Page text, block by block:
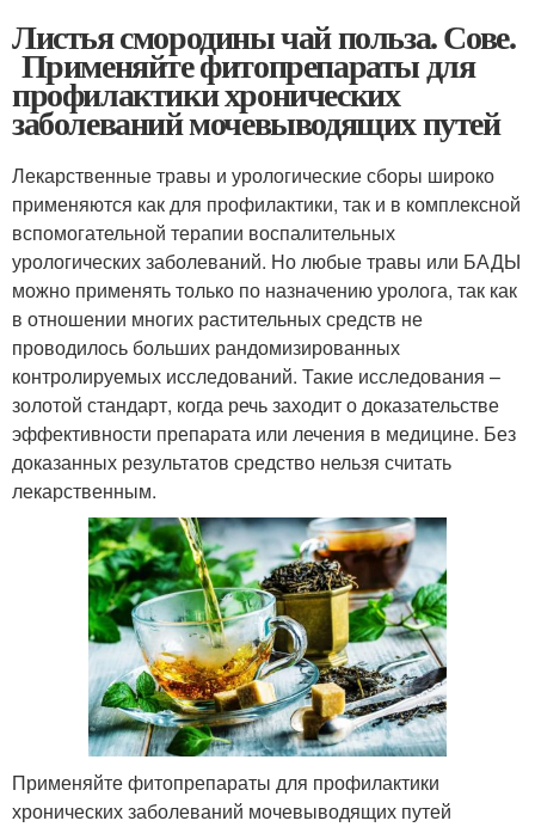
Листья смородины чай польза. Сове.
Применяйте фитопрепараты для
профилактики хронических
заболеваний мочевыводящих путей
Лекарственные травы и урологические сборы широко
применяются как для профилактики, так и в комплексной
вспомогательной терапии воспалительных
урологических заболеваний. Но любые травы или БАДЫ
можно применять только по назначению уролога, так как
в отношении многих растительных средств не
проводилось больших рандомизированных
контролируемых исследований. Такие исследования –
золотой стандарт, когда речь заходит о доказательстве
эффективности препарата или лечения в медицине. Без
доказанных результатов средство нельзя считать
лекарственным.
Применяйте фитопрепараты для профилактики
хронических заболеваний мочевыводящих путей